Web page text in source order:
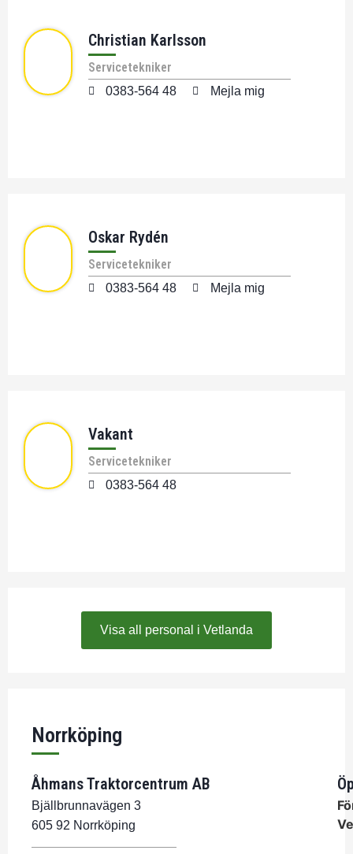
Christian Karlsson
Servicetekniker
0383-564 48 Mejla mig
Oskar Rydén
Servicetekniker
0383-564 48 Mejla mig
Vakant
Servicetekniker
0383-564 48
Visa all personal i Vetlanda
Norrköping
Åhmans Traktorcentrum AB
Bjällbrunnavägen 3
605 92 Norrköping